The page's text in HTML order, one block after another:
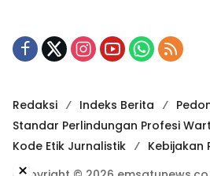
Redaksi Indeks Berita
Standar Perlindungan Profesi
Kode Etik Jurnalistik
Kebijakan